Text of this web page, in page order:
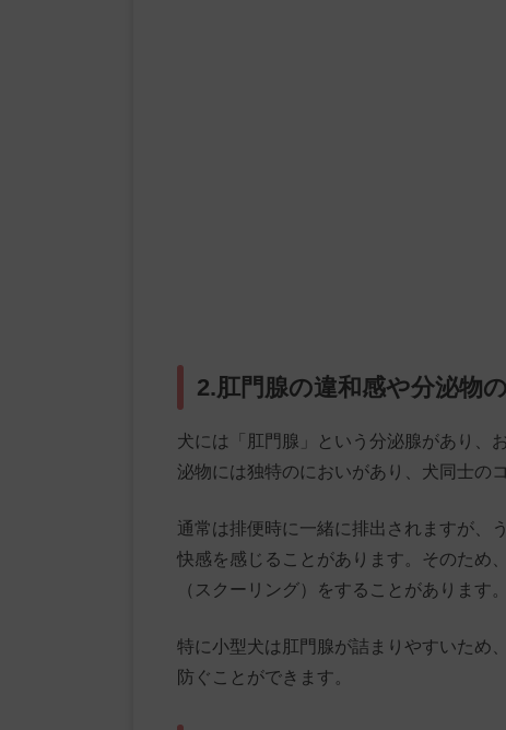
2.肛門腺の違和感や分泌物
犬には「肛門腺」という分泌腺があり、
泌物には独特のにおいがあり、犬同士の
通常は排便時に一緒に排出されますが、
快感を感じることがあります。そのため
（スクーリング）をすることがあります。
特に小型犬は肛門腺が詰まりやすいため
防ぐことができます。